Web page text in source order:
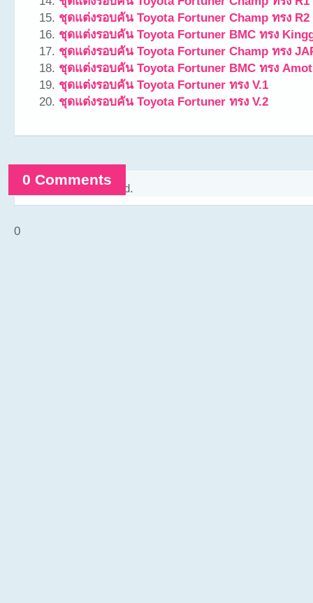
ชุดแต่งรอบคัน Toyota Fortuner Champ ทรง R2
ชุดแต่งรอบคัน Toyota Fortuner BMC ทรง
ชุดแต่งรอบคัน Toyota Fortuner Champ ทรง
ชุดแต่งรอบคัน Toyota Fortuner BMC ทรง
ชุดแต่งรอบคัน Toyota Fortuner ทรง V.1
ชุดแต่งรอบคัน Toyota Fortuner ทรง V.2
0 Comments
Comments are closed.
0